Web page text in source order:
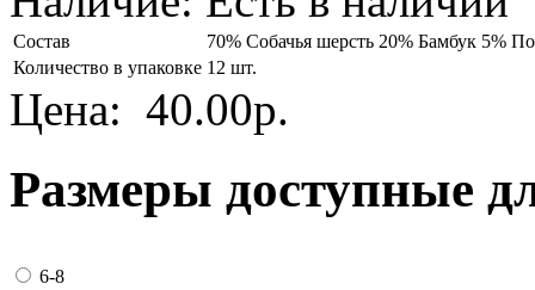
Состав
70% Собачья шерсть 20% Бамбук 5%
Количество в упаковке 12 шт.
Цена: 40.00р.
Размеры доступные
6-8